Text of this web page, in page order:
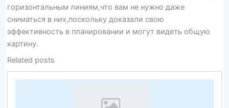
горизонтальным линиям,что вам не нужно даже
сниматься в них,поскольку доказали свою
эффективность в планировании и могут видеть общую
картину.
Related posts